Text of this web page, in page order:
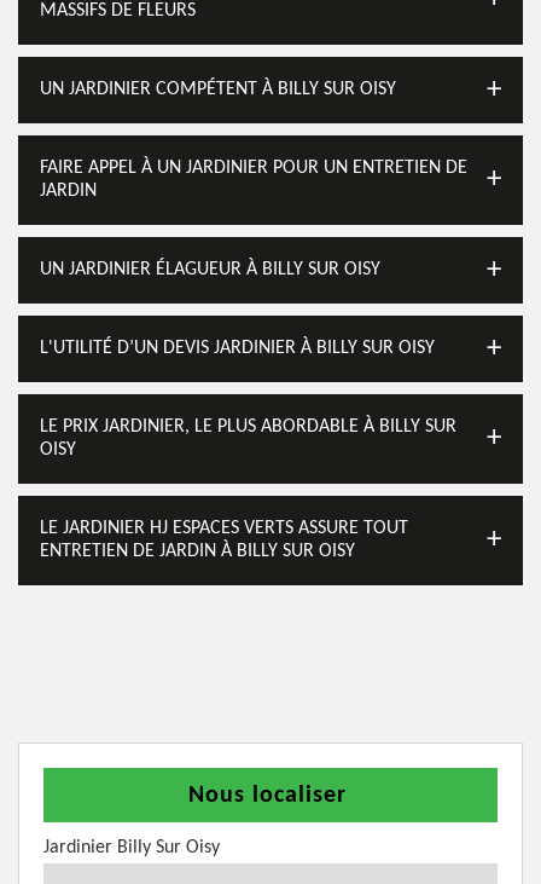
MASSIFS DE FLEURS
UN JARDINIER COMPÉTENT À BILLY SUR OISY
FAIRE APPEL À UN JARDINIER POUR UN ENTRETIEN DE
JARDIN
UN JARDINIER ÉLAGUEUR À BILLY SUR OISY
L'UTILITÉ D’UN DEVIS JARDINIER À BILLY SUR OISY
LE PRIX JARDINIER, LE PLUS ABORDABLE À BILLY SUR
OISY
LE JARDINIER HJ ESPACES VERTS ASSURE TOUT
ENTRETIEN DE JARDIN À BILLY SUR OISY
Nous localiser
Jardinier Billy Sur Oisy